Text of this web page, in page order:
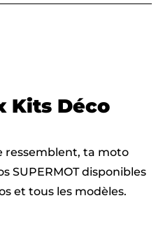
Kits Déco
ressemblent, ta moto
SUPERMOT disponibles
et tous les modèles.